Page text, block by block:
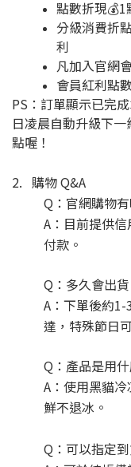
點數折現
分級消費折
利
凡加入官網
會員紅利點
PS：訂單顯示已完
日凌晨自動升級下
點喔！
2. 購物 Q&A
Q：官網購物
A：目前提供
付款。
Q：多久會出
A：下單後約
達，特殊節日
Q：產品是用
A：使用黑貓
鮮不退冰。
Q：可以指定